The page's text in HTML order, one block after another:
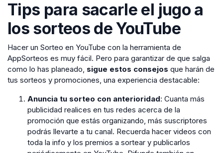
Tips para sacarle el jugo a
los sorteos de YouTube
Hacer un Sorteo en YouTube con la herramienta de
AppSorteos es muy fácil. Pero para garantizar de que salga
como lo has planeado, sigue estos consejos que harán de
tus sorteos y promociones, una experiencia destacable:
Anuncia tu sorteo con anterioridad: Cuanta más
publicidad realices en tus redes acerca de la
promoción que estás organizando, más suscriptores
podrás llevarte a tu canal. Recuerda hacer videos con
toda la info y los premios a sortear y publicarlos